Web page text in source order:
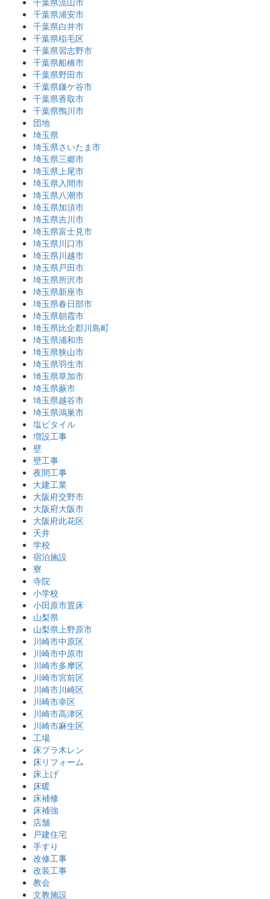
千葉県浦安市
千葉県白井市
千葉県稲毛区
千葉県習志野市
千葉県船橋市
千葉県野田市
千葉県鎌ケ谷市
千葉県香取市
千葉県鴨川市
団地
埼玉県
埼玉県さいたま市
埼玉県三郷市
埼玉県上尾市
埼玉県入間市
埼玉県八潮市
埼玉県加須市
埼玉県吉川市
埼玉県富士見市
埼玉県川口市
埼玉県川越市
埼玉県戸田市
埼玉県所沢市
埼玉県新座市
埼玉県春日部市
埼玉県朝霞市
埼玉県比企郡川島町
埼玉県浦和市
埼玉県狭山市
埼玉県羽生市
埼玉県草加市
埼玉県蕨市
埼玉県越谷市
埼玉県鴻巣市
塩ビタイル
増設工事
壁
壁工事
夜間工事
大建工業
大阪府交野市
大阪府大阪市
大阪府此花区
天井
学校
宿泊施設
寮
寺院
小学校
小田原市置床
山梨県
山梨県上野原市
川崎市中原区
川崎市中原市
川崎市多摩区
川崎市宮前区
川崎市川崎区
川崎市幸区
川崎市高津区
川崎市麻生区
工場
床プラ木レン
床リフォーム
床上げ
床暖
床補修
床補強
店舗
戸建住宅
手すり
改修工事
改装工事
教会
文教施設